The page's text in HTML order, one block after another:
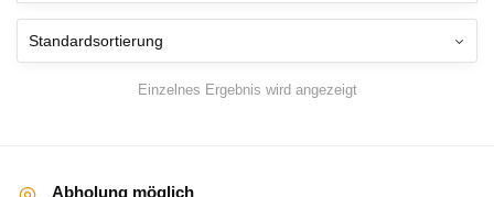
Einzelnes Ergebnis wird angezeigt
Abholung möglich